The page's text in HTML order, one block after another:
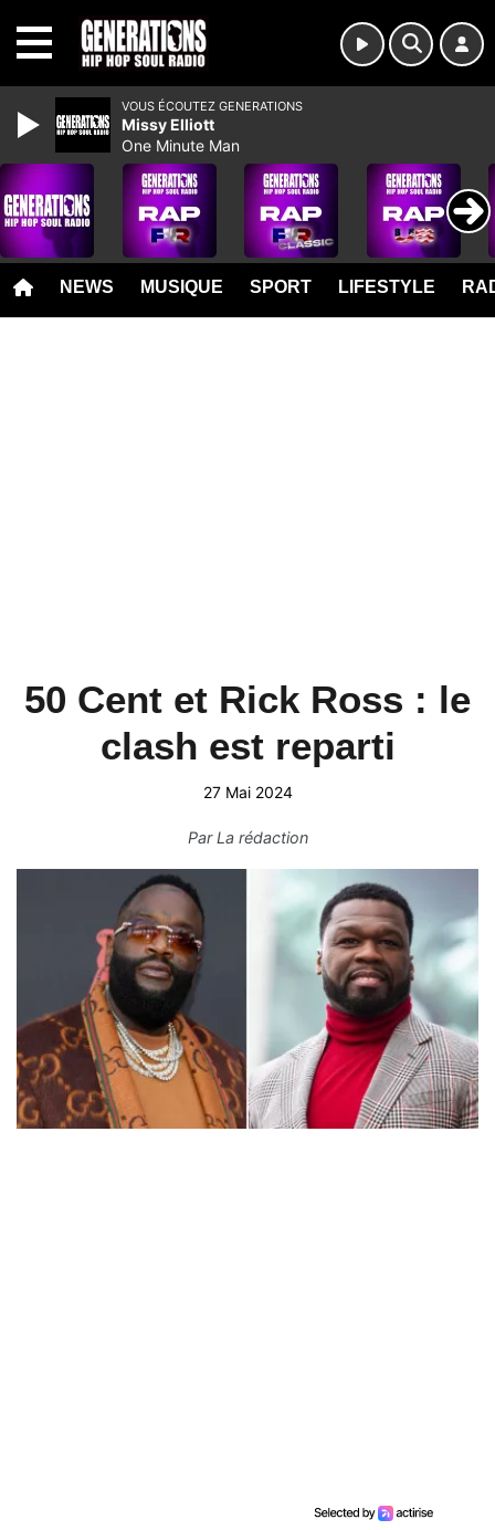
NEWS MUSIQUE SPORT LIFESTYLE
50 Cent et Rick Ross : le
clash est reparti
27 Mai 2024
ParLa rédaction
VOUS ÉCOUTEZ GENERATIONS
Missy Elliott
One Minute Man